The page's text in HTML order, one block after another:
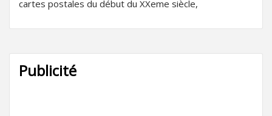
cartes postales du début du XXeme siècle,
Publicité